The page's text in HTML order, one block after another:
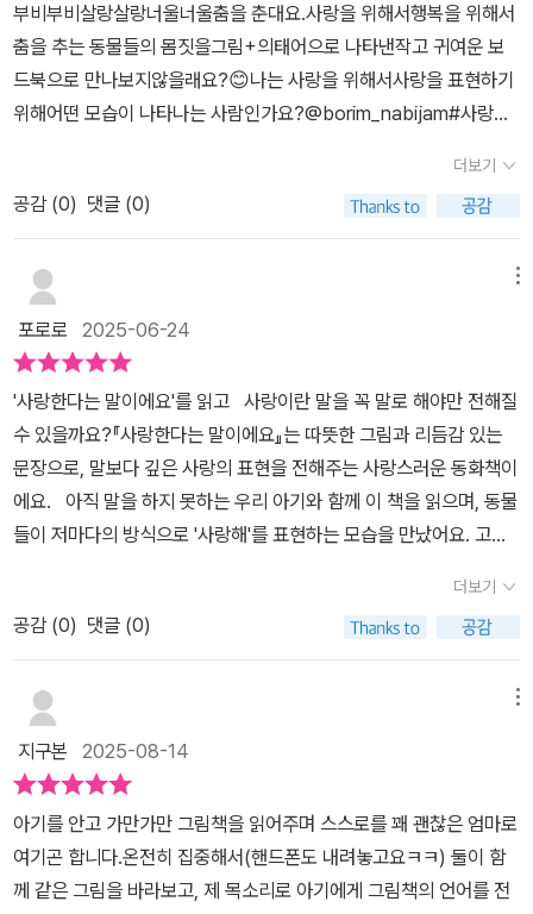
모양을 뜻해요.춤을 추는 듯한 구애 동작으로 유명한푸른발부비새의
마음을 가득 담은 춤.알락꼬리여우원숭이는 애니메이션 <마다카스카
르 펭귄>에 등장해서여우원숭이 중에서 가장 유명한 친구들이죠.흑
백의 꼬리색 때문에 호랑꼬리여우원숭이라고도 불리며,탐스러운 꼬
리로 춤을 추며 마음을 전해요.커다란 몸을 우아하게 유영하며왈츠를
추듯 두 손 꼭 잡고 있는 긴수염고래.사랑스러운 눈빛과 부드러운 몸
로 전하는 메시지는 바로,,사랑한다는 말이에요.언어적 요소만으로
표현할 수 없는 것들,,표정, 몸짓, 자세, 눈빛, 미소, 음색,비언어적 요
소여서 더욱 와닿을 수 있는 그 말.마치 글만 있는 것보다그림과 글이
함께여서 더욱 생생히 와닿을 수 있는 그림책처럼사랑하는 마음을 가
득 표현하는 친구들을 만나보아요.*** 서평이벤트를 통해 출판사에
서 도서를 지원받아 쓴 후기입니다^-^
부비부비살랑살랑너울너울춤을 춘대요.사랑을 위해서행복을 위해서
춤을 추는 동물들의 몸짓을그림+의태어으로 나타낸작고 귀여운 보
드북으로 만나보지않을래요?😊나는 사랑을 위해서사랑을 표현하기
위해어떤 모습이 나타나는 사람인가요?@borim_nabijam#사랑한
더보기
공감 (0) 댓글 (0)
포로로 2025-06-24
'사랑한다는 말이에요'를 읽고⠀사랑이란 말을 꼭 말로 해야만 전해질
수 있을까요?『사랑한다는 말이에요』는 따뜻한 그림과 리듬감 있는
문장으로, 말보다 깊은 사랑의 표현을 전해주는 사랑스러운 동화책이
에요.⠀아직 말을 하지 못하는 우리 아기와 함께 이 책을 읽으며, 동물
들이 저마다의 방식으로 '사랑해'를 표현하는 모습을 만났어요. 고래
지요. 저도 아기와 손을 마주잡고, 엉덩이를 흔들며 사랑을 표현해보
았어요. 그 순간 아기의 까르르 웃음소리가 방 안을 가득 채웠답니다.
⠀짧은 글밥과 의성어, 의태어가 어우러져 아기의 눈과 귀를 사로잡
고, 아름다운 동물 그림들이 페이지마다 따스함을 전해줘요.⠀이 책은
함께 배우게 해준 소중한 시간이었어요. 이제 우리는 이 책 속 동물들
처럼, 우리만의 몸짓 언어로 사랑을 전하곤 해요.⠀『사랑한다는 말이
에요』는 마음을 포근하게 감싸주는 책입니다. 아이와 함께 사랑의 언
어를 만들어가고 싶은 모든 부모에게 꼭 추천하고 싶어요.
더보기
공감 (0) 댓글 (0)
지구본 2025-08-14
아기를 안고 가만가만 그림책을 읽어주며 스스로를 꽤 괜찮은 엄마로
여기곤 합니다.온전히 집중해서(핸드폰도 내려놓고요ㅋㅋ) 둘이 함
께 같은 그림을 바라보고, 제 목소리로 아기에게 그림책의 언어를 전